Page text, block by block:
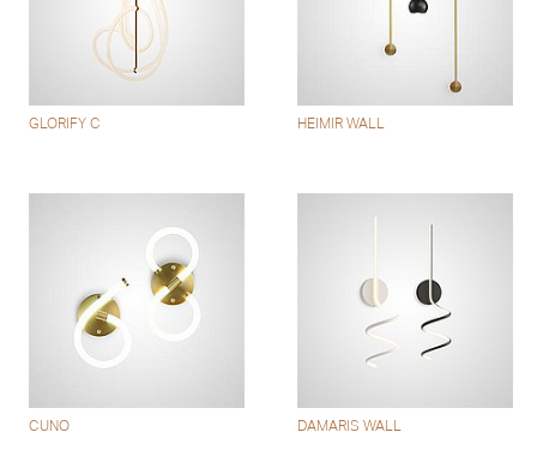
GLORIFY C HEIMIR WALL
CUNO DAMARIS WALL